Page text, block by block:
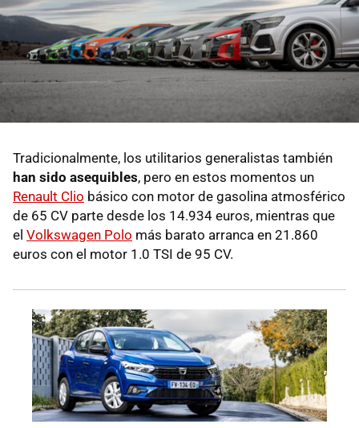
Tradicionalmente, los utilitarios generalistas también
han sido asequibles, pero en estos momentos un
Renault Clio básico con motor de gasolina atmosférico
de 65 CV parte desde los 14.934 euros, mientras que
el Volkswagen Polo más barato arranca en 21.860
euros con el motor 1.0 TSI de 95 CV.